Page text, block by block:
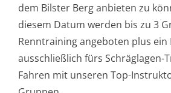
dem Bilster Berg anbieten zu
diesem Datum werden bis zu 3
Renntraining angeboten plus ein
ausschließlich fürs Schräglagen-
Fahren mit unseren Top-